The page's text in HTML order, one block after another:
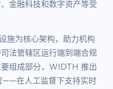
金融科技和数字资产等受
施为核心架构，助力机构
法管辖区运行端到端合规
组成部分，WIDTH 推出
——在人工监督下支持实时